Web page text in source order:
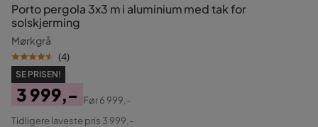
Porto pergola 3x3 m i aluminium med tak for
solskjerming
Mørkgrå
(4)
SE PRISEN!
Pris
3 999,-
Original
Før6 999,-
Tidligere laveste pris 3 999,-